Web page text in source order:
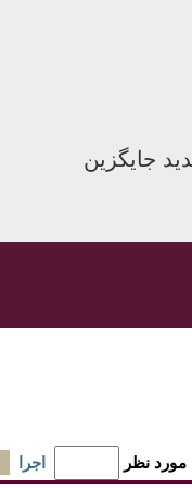
جایگزین
نظر اجرا